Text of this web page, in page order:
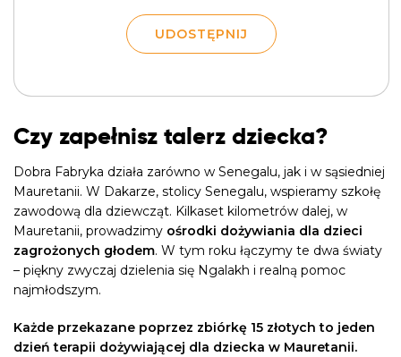
UDOSTĘPNIJ
Czy zapełnisz talerz dziecka?
Dobra Fabryka działa zarówno w Senegalu, jak i w sąsiedniej
Mauretanii. W Dakarze, stolicy Senegalu, wspieramy szkołę
zawodową dla dziewcząt. Kilkaset kilometrów dalej, w
Mauretanii, prowadzimy ośrodki dożywiania dla dzieci
zagrożonych głodem. W tym roku łączymy te dwa światy
– piękny zwyczaj dzielenia się Ngalakh i realną pomoc
najmłodszym.
Każde przekazane poprzez zbiórkę 15 złotych to jeden
dzień terapii dożywiającej dla dziecka w Mauretanii.